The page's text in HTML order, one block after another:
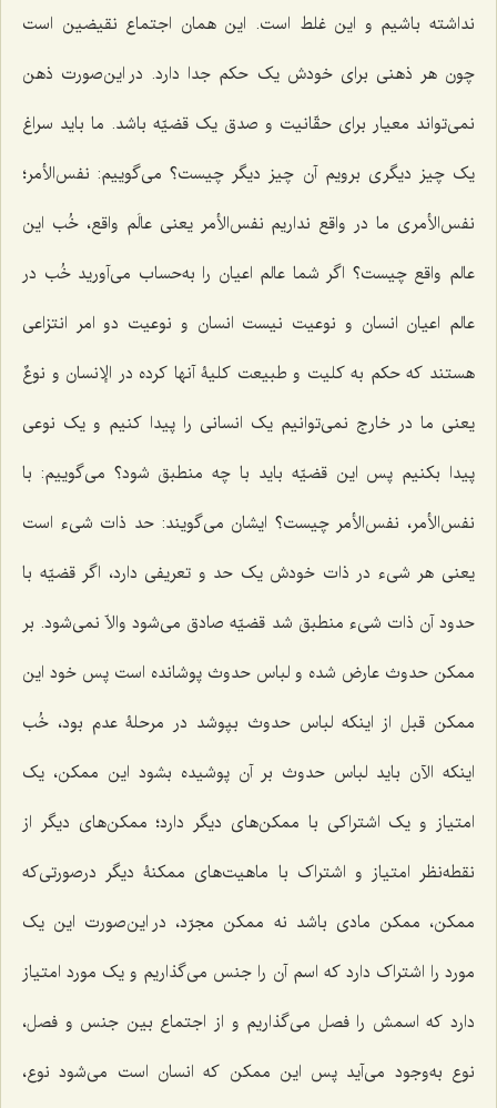
نداشته باشیم و این غلط است. این همان اجتماع نقیضین است
چون هر ذهنی برای خودش یک حکم جدا دارد. در این‌صورت ذهن
نمی‌تواند معیار برای حقّانیت و صدق یک قضیّه باشد. ما باید سراغ
یک چیز دیگری برویم آن چیز دیگر چیست؟ می‌گوییم: نفس‌الأمر؛
نفس‌الأمری ما در واقع نداریم نفس‌الأمر یعنی عالَم واقع، خُب این
عالم واقع چیست؟ اگر شما عالم اعیان را به‌حساب می‌آورید خُب در
عالم اعیان انسان و نوعیت نیست انسان و نوعیت دو امر انتزاعی
هستند که حکم به کلیت و طبیعت کلیۀ آنها کرده در الإنسان و نوعٌ
یعنی ما در خارج نمی‌توانیم یک انسانی را پیدا کنیم و یک نوعی
پیدا بکنیم پس این قضیّه باید با چه منطبق شود؟ می‌گوییم: با
نفس‌الأمر، نفس‌الأمر چیست؟ ایشان می‌گویند: حد ذات شیء است
یعنی هر شی‌ء در ذات خودش یک حد و تعریفی دارد، اگر قضیّه با
حدود آن ذات شی‌ء منطبق شد قضیّه صادق می‌شود والاّ نمی‌شود. بر
ممکن حدوث عارض شده و لباس حدوث پوشانده است پس خود این
ممکن قبل از اینکه لباس حدوث بپوشد در مرحلۀ عدم بود، خُب
اینکه الآن باید لباس حدوث بر آن پوشیده بشود این ممکن، یک
امتیاز و یک اشتراکی با ممکن‌های دیگر دارد؛ ممکن‌های دیگر از
نقطه‌نظر امتیاز و اشتراک با ماهیت‌های ممکنۀ دیگر درصورتی‌که
ممکن، ممکن مادی باشد نه ممکن مجرّد، در این‌صورت این یک
مورد را اشتراک دارد که اسم آن را جنس می‌گذاریم و یک مورد امتیاز
دارد که اسمش را فصل می‌گذاریم و از اجتماع بین جنس و فصل،
نوع به‌وجود می‌آید پس این ممکن که انسان است می‌شود نوع،